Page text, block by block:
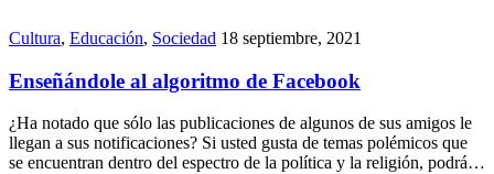
Cultura, Educación, Sociedad 18 septiembre, 2021
Enseñándole al algoritmo de Facebook
¿Ha notado que sólo las publicaciones de algunos de sus amigos le
llegan a sus notificaciones? Si usted gusta de temas polémicos que
se encuentran dentro del espectro de la política y la religión, podrá…